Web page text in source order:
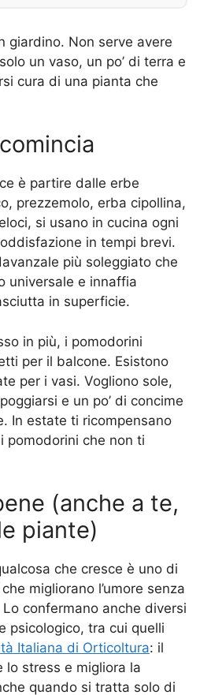
giardino. Non serve avere
un vaso, un po’ di terra e
cura di una pianta che
è partire dalle erbe
prezzemolo, erba cipollina,
si usano in cucina ogni
in tempi brevi.
più soleggiato che
universale e innaffia
in superficie.
in più, i pomodorini
per il balcone. Esistono
per i vasi. Vogliono sole,
e un po’ di concime
In estate ti ricompensano
pomodorini che non ti
(anche a te,
piante)
che cresce è uno di
migliorano l’umore senza
confermano anche diversi
psicologico, tra cui quelli
Italiana di Orticoltura: il
lo stress e migliora la
quando si tratta solo di